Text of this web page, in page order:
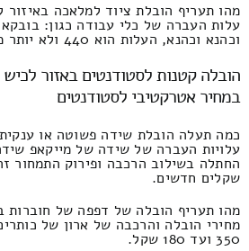
מהו תעריף הובלת ציוד למלאכה באיזור
עלות העברה של כלי עבודה כגון:
וכהנא וכהנא, העלות הוא 440 ולא יותר מ240 שקלים.
הובלה קטנות לסטודנטים באזור
במחיר אטרקטיבי לסטודנטים
כמה תעלה הובלת שידה פשוטה או
עלויות העברה של שידה של מייקאפ
שקלים חדשים.
מהו תעריף הובלה של דפפה של חוברות
מחירי הובלה והרכבה של ארון של
350 ועד 180 שקל.